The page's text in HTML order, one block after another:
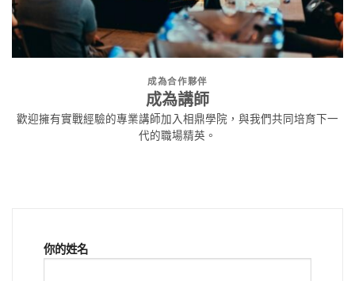
成為合作夥伴
成為講師
歡迎擁有實戰經驗的專業講師加入相鼎學院，與我們共同培育下一
代的職場精英。
你的姓名